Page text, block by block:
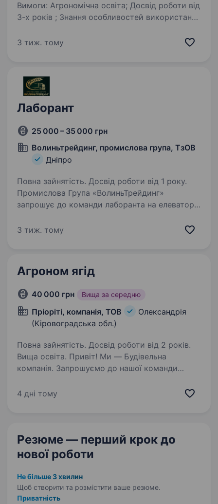
Вимоги: Агрономічна освіта; Досвід роботи від
3-х років ; Знання особливостей використання
органічних і інтенсивних технологій
3 тиж. тому
Лаборант
25 000 – 35 000 грн
Волиньтрейдинг, промислова група, ТзОВ
Дніпро
Повна зайнятість. Досвід роботи від 1 року.
Промислова Група «ВолиньТрейдинг»
запрошує до команди лаборанта на елеватор.
культур при прийманні та відвантаженні;
3 тиж. тому
Агроном ягід
40 000 грн Вища за середню
Пріоріті, компанія, ТОВ
Олександрія
(Кіровоградська обл.)
Повна зайнятість. Досвід роботи від 2 років.
Вища освіта. Привіт! Ми — Будівельна
компанія. Запрошуємо до нашої команди
енергетичну лозу для виготовлення паливих
4 дні тому
Резюме — перший крок до
нової роботи
Не більше 3 хвилин
Щоб створити та розмістити ваше резюме.
Приватність